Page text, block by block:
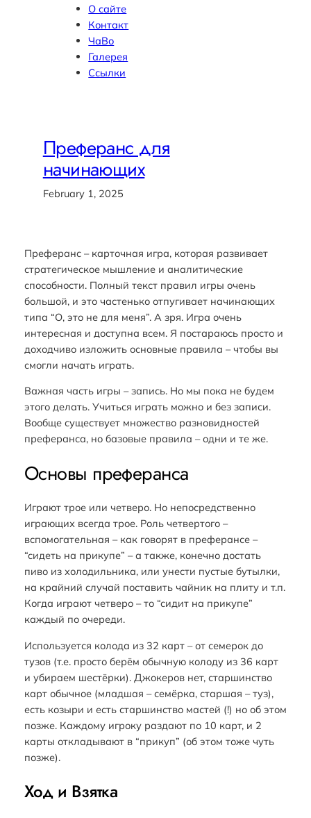
О сайте
Контакт
ЧаВо
Галерея
Ссылки
Преферанс для
начинающих
February 1, 2025
Преферанс – карточная игра, которая развивает
стратегическое мышление и аналитические
способности. Полный текст правил игры очень
большой, и это частенько отпугивает начинающих
типа “О, это не для меня”. А зря. Игра очень
интересная и доступна всем. Я постараюсь просто и
доходчиво изложить основные правила – чтобы вы
смогли начать играть.
Важная часть игры – запись. Но мы пока не будем
этого делать. Учиться играть можно и без записи.
Вообще существует множество разновидностей
преферанса, но базовые правила – одни и те же.
Основы преферанса
Играют трое или четверо. Но непосредственно
играющих всегда трое. Роль четвертого –
вспомогательная – как говорят в преферансе –
“сидеть на прикупе” – а также, конечно достать
пиво из холодильника, или унести пустые бутылки,
на крайний случай поставить чайник на плиту и т.п.
Когда играют четверо – то “сидит на прикупе”
каждый по очереди.
Используется колода из 32 карт – от семерок до
тузов (т.е. просто берём обычную колоду из 36 карт
и убираем шестёрки). Джокеров нет, старшинство
карт обычное (младшая – семёрка, старшая – туз),
есть козыри и есть старшинство мастей (!) но об этом
позже. Каждому игроку раздают по 10 карт, и 2
карты откладывают в “прикуп” (об этом тоже чуть
позже).
Ход и Взятка